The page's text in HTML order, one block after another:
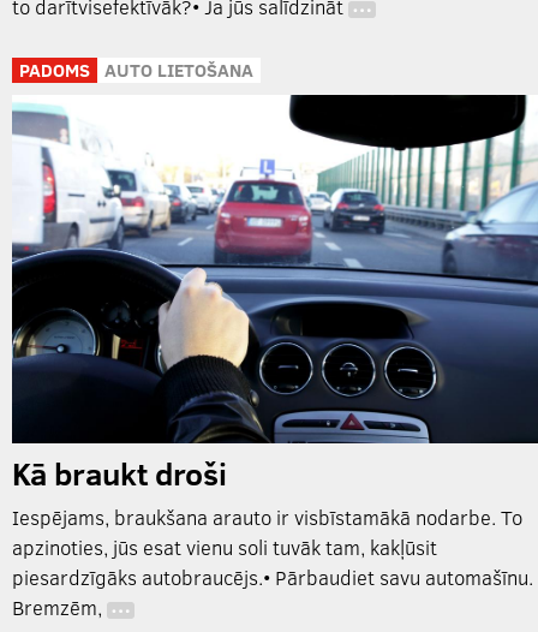
to darītvisefektīvāk?• Ja jūs salīdzināt …
PADOMS AUTO LIETOŠANA
Kā braukt droši
Iespējams, braukšana arauto ir visbīstamākā nodarbe. To
apzinoties, jūs esat vienu soli tuvāk tam, kakļūsit
piesardzīgāks autobraucējs.• Pārbaudiet savu automašīnu.
Bremzēm, …